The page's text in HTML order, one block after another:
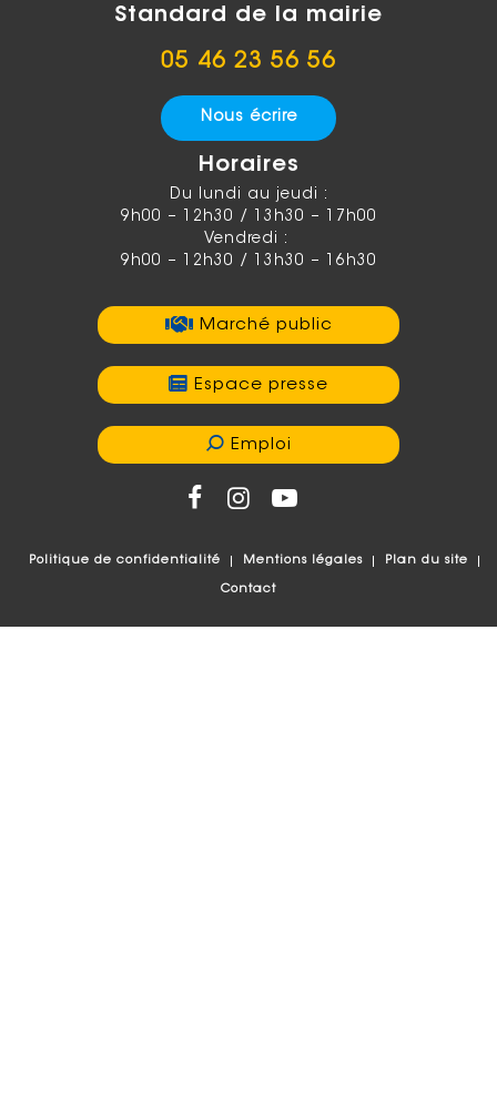
Standard de la mairie
05 46 23 56 56
Nous écrire
Horaires
Du lundi au jeudi :
9h00 – 12h30 / 13h30 – 17h00
Vendredi :
9h00 – 12h30 / 13h30 – 16h30
Marché public
Espace presse
Emploi
Politique de confidentialité Mentions légales Plan du site
Contact